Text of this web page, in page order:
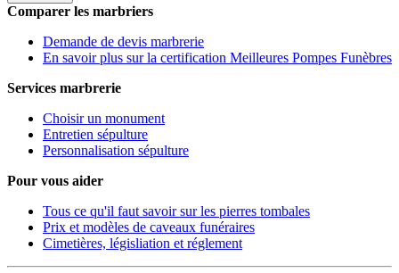
Comparer les marbriers
Demande de devis marbrerie
En savoir plus sur la certification Meilleures Pompes Funèbres
Services marbrerie
Choisir un monument
Entretien sépulture
Personnalisation sépulture
Pour vous aider
Tous ce qu'il faut savoir sur les pierres tombales
Prix et modèles de caveaux funéraires
Cimetières, législiation et réglement